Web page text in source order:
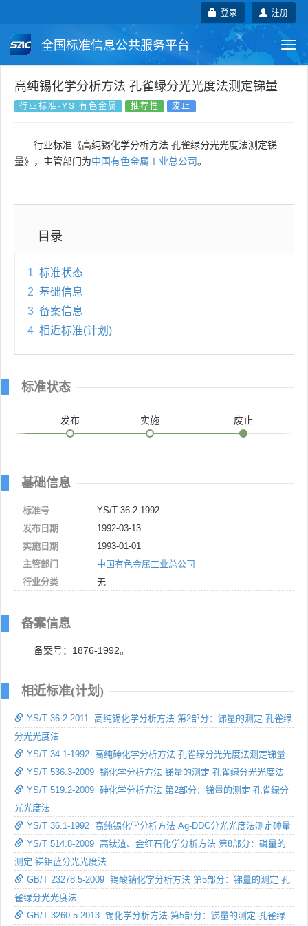
注册
登录
全国标准信息公共服务平台
国家标准 行业标准 地方标准
国外标准 技术委员会
高纯锡化学分析方法 孔雀绿分光光度法测定锑量
行业标准-YS 有色金属 推荐性 废止
行业标准《高纯锡化学分析方法 孔雀绿分光光度法测定锑
量》，主管部门为中国有色金属工业总公司。
目录
1 标准状态
2 基础信息
3 备案信息
4 相近标准(计划)
标准状态
发布 实施 废止
基础信息
标准号
YS/T 36.2-1992
发布日期
1992-03-13
实施日期
1993-01-01
主管部门
中国有色金属工业总公司
行业分类
无
备案信息
备案号：1876-1992。
相近标准(计划)
YS/T 36.2-2011 高纯锡化学分析方法 第2部分：锑量的测定 孔雀绿
分光光度法
YS/T 34.1-1992 高纯砷化学分析方法 孔雀绿分光光度法测定锑量
YS/T 536.3-2009 铋化学分析方法 锑量的测定 孔雀绿分光光度法
YS/T 519.2-2009 砷化学分析方法 第2部分：锑量的测定 孔雀绿分
光光度法
YS/T 36.1-1992 高纯锡化学分析方法 Ag-DDC分光光度法测定砷量
YS/T 514.8-2009 高钛渣、金红石化学分析方法 第8部分：磷量的
测定 锑钼蓝分光光度法
GB/T 23278.5-2009 锡酸钠化学分析方法 第5部分：锑量的测定 孔
雀绿分光光度法
GB/T 3260.5-2013 锡化学分析方法 第5部分：锑量的测定 孔雀绿